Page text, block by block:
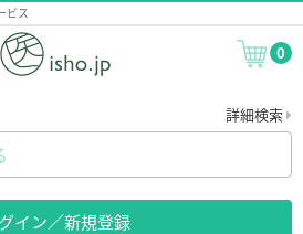
ビス
0
詳細検索
イン／新規登録